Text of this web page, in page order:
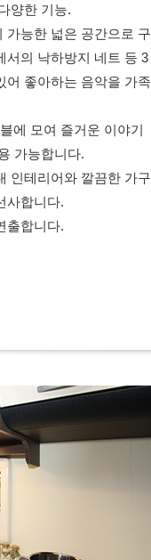
양한 기능.
가능한 넓은 공간으로 구
서의 낙하방지 네트 등 3
어 좋아하는 음악을 가족
에 모여 즐거운 이야기
가능합니다.
인테리어와 깔끔한 가구
사합니다.
출합니다.